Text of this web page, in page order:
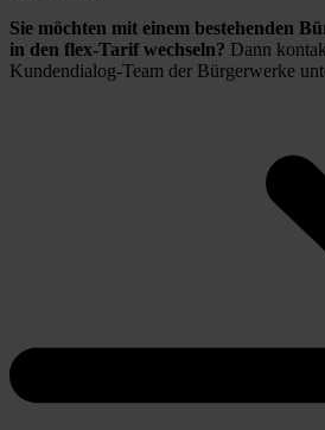
Sie möchten mit einem bestehenden
in den flex-Tarif wechseln? Dann
Kundendialog-Team der Bürgerwerke